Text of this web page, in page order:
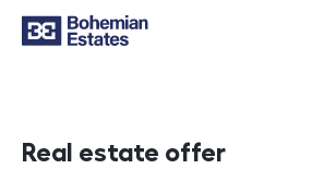
Real estate offer